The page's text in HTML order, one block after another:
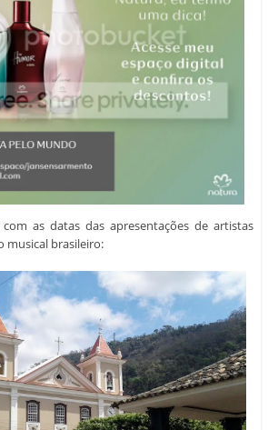
as datas das apresentações de artistas
musical brasileiro: